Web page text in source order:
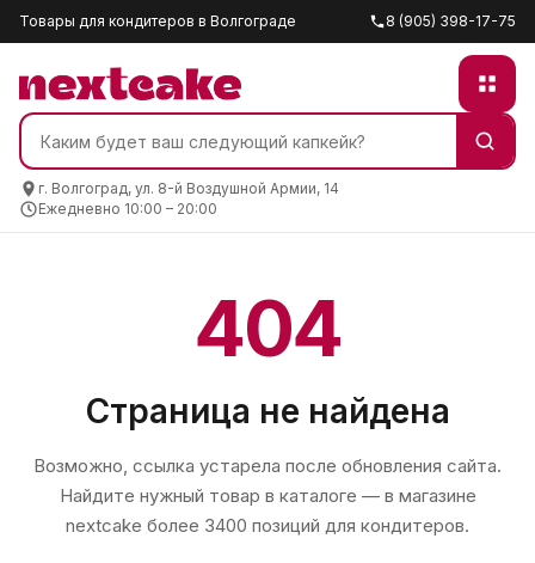
Товары для кондитеров в Волгограде 8 (905) 398-17-75
г. Волгоград, ул. 8-й Воздушной Армии, 14
Ежедневно 10:00 – 20:00
404
Страница не найдена
Возможно, ссылка устарела после обновления сайта.
Найдите нужный товар в каталоге — в магазине
nextcake более 3400 позиций для кондитеров.